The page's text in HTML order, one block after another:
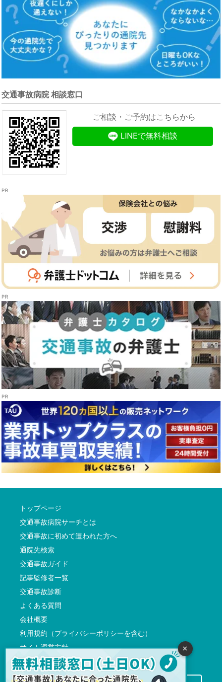
交通事故病院 相談窓口
ご相談・ご予約はこちらから
LINEで無料相談
トップページ
交通事故病院サーチとは
交通事故に初めて遭われた方へ
通院先検索
交通事故ガイド
記事監修者一覧
交通事故診断
よくある質問
会社概要
利用規約（プライバシーポリシーを含む）
サイト運営方針
反社会的勢力に対する基本方針
×